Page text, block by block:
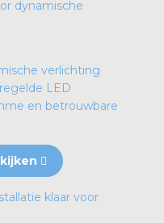
verlichting
LED
en betrouwbare